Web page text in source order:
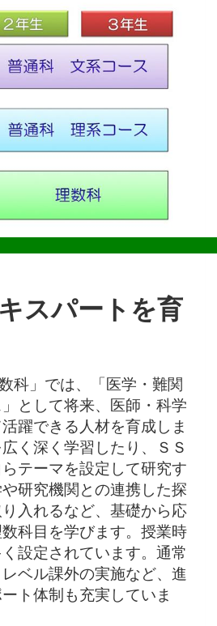
スパートを育
科」では、「医学・難関
として将来、医師・科学
躍できる人材を育成しま
く深く学習したり、ＳＳ
テーマを設定して研究す
研究機関との連携した探
入れるなど、基礎から応
科目を学びます。授業時
設定されています。通常
ベル課外の実施など、進
ト体制も充実していま